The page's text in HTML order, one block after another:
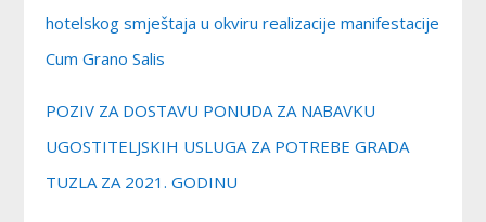
hotelskog smještaja u okviru realizacije manifestacije
Cum Grano Salis
POZIV ZA DOSTAVU PONUDA ZA NABAVKU
UGOSTITELJSKIH USLUGA ZA POTREBE GRADA
TUZLA ZA 2021. GODINU